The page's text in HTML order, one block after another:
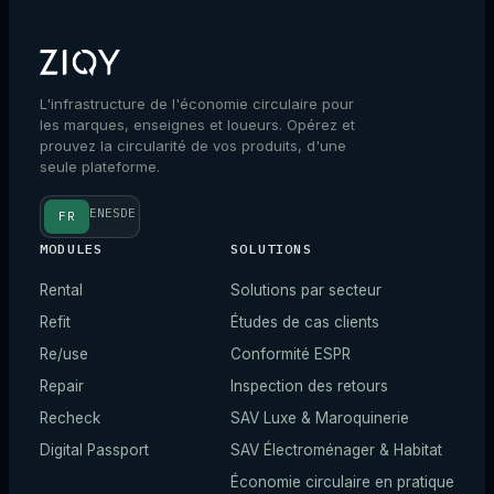
L'infrastructure de l'économie circulaire pour
les marques, enseignes et loueurs. Opérez et
prouvez la circularité de vos produits, d'une
seule plateforme.
FR ENESDE
MODULES
Rental
Refit
Re/use
Repair
Recheck
Digital Passport
SOLUTIONS
Solutions par secteur
Études de cas clients
Conformité ESPR
Inspection des retours
SAV Luxe & Maroquinerie
SAV Électroménager & Habitat
Économie circulaire en pratique